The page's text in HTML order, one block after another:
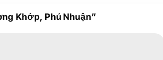
Khớp, Phú Nhuận”